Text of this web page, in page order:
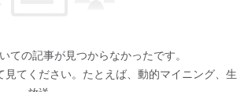
ての記事が見つからなかったです。
見てください。たとえば、動的マイニング、生